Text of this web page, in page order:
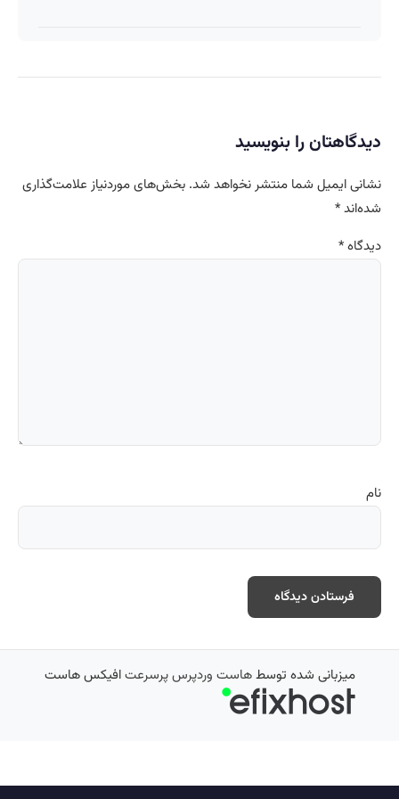
دیدگاهتان را بنویسید
نشانی ایمیل شما منتشر نخواهد شد. بخش‌های موردنیاز علامت‌گذاری
شده‌اند*
دیدگاه*
نام
میزبانی شده توسطهاست وردپرس پرسرعتافیکس هاست